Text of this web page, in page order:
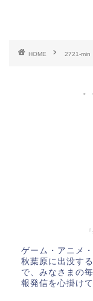
HOME 2721-min
ゲーム・アニメ
秋葉原に出没す
で、みなさまの
報発信を心掛け